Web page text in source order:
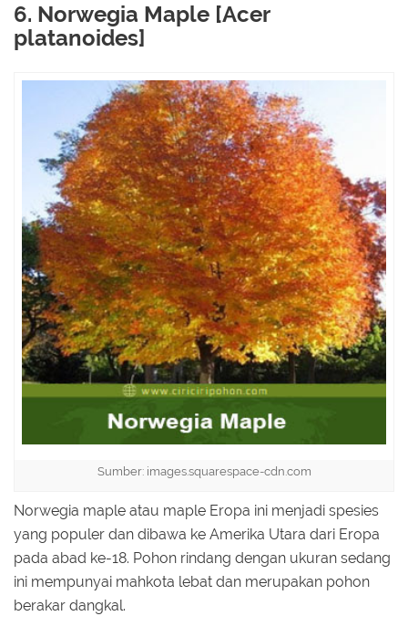
6. Norwegia Maple [Acer
platanoides]
Sumber: images.squarespace-cdn.com
Norwegia maple atau maple Eropa ini menjadi spesies
yang populer dan dibawa ke Amerika Utara dari Eropa
pada abad ke-18. Pohon rindang dengan ukuran sedang
ini mempunyai mahkota lebat dan merupakan pohon
berakar dangkal.